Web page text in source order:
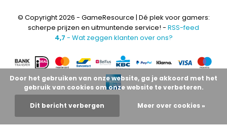
© Copyright 2026 - GameResource | Dé plek voor gamers:
scherpe prijzen en uitmuntende service! - RSS-feed
4,7 - Wat zeggen klanten over ons?
Door het gebruiken van onze website, ga je akkoord met het
gebruik van cookies om onze website te verbeteren.
Dit bericht verbergen Meer over cookies »